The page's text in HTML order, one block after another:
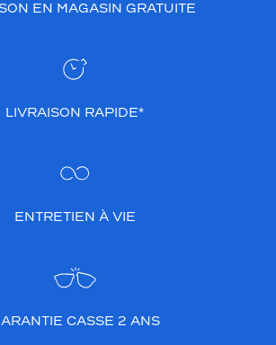
EN MAGASIN GRATUITE
LIVRAISON RAPIDE*
ENTRETIEN À VIE
CASSE 2 ANS